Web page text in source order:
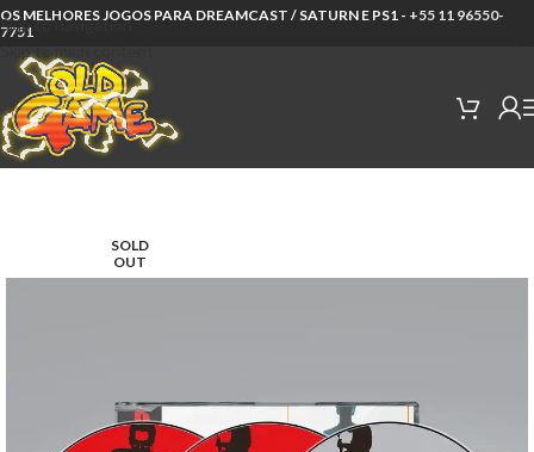
Skip to navigation
Skip to main content
OS MELHORES JOGOS PARA DREAMCAST / SATURN E PS1 - +55 11 96550-
7751
SOLD
OUT